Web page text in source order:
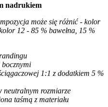
nadrukiem
może się różnić - kolor
12 - 85 % bawełna, 15 %
bocznymi
1:1 z dodatkiem 5 %
neutralnym rozmiarze
taśmą z materiału